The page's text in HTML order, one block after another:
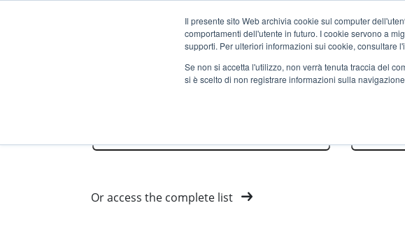
Il presente sito Web archivia cookie sul computer
comportamenti dell'utente in futuro. I cookie servono a
supporti. Per ulteriori informazioni sui cookie, consultare
Se non si accetta l'utilizzo, non verrà tenuta traccia del
si è scelto di non registrare informazioni sulla
Or access the complete list